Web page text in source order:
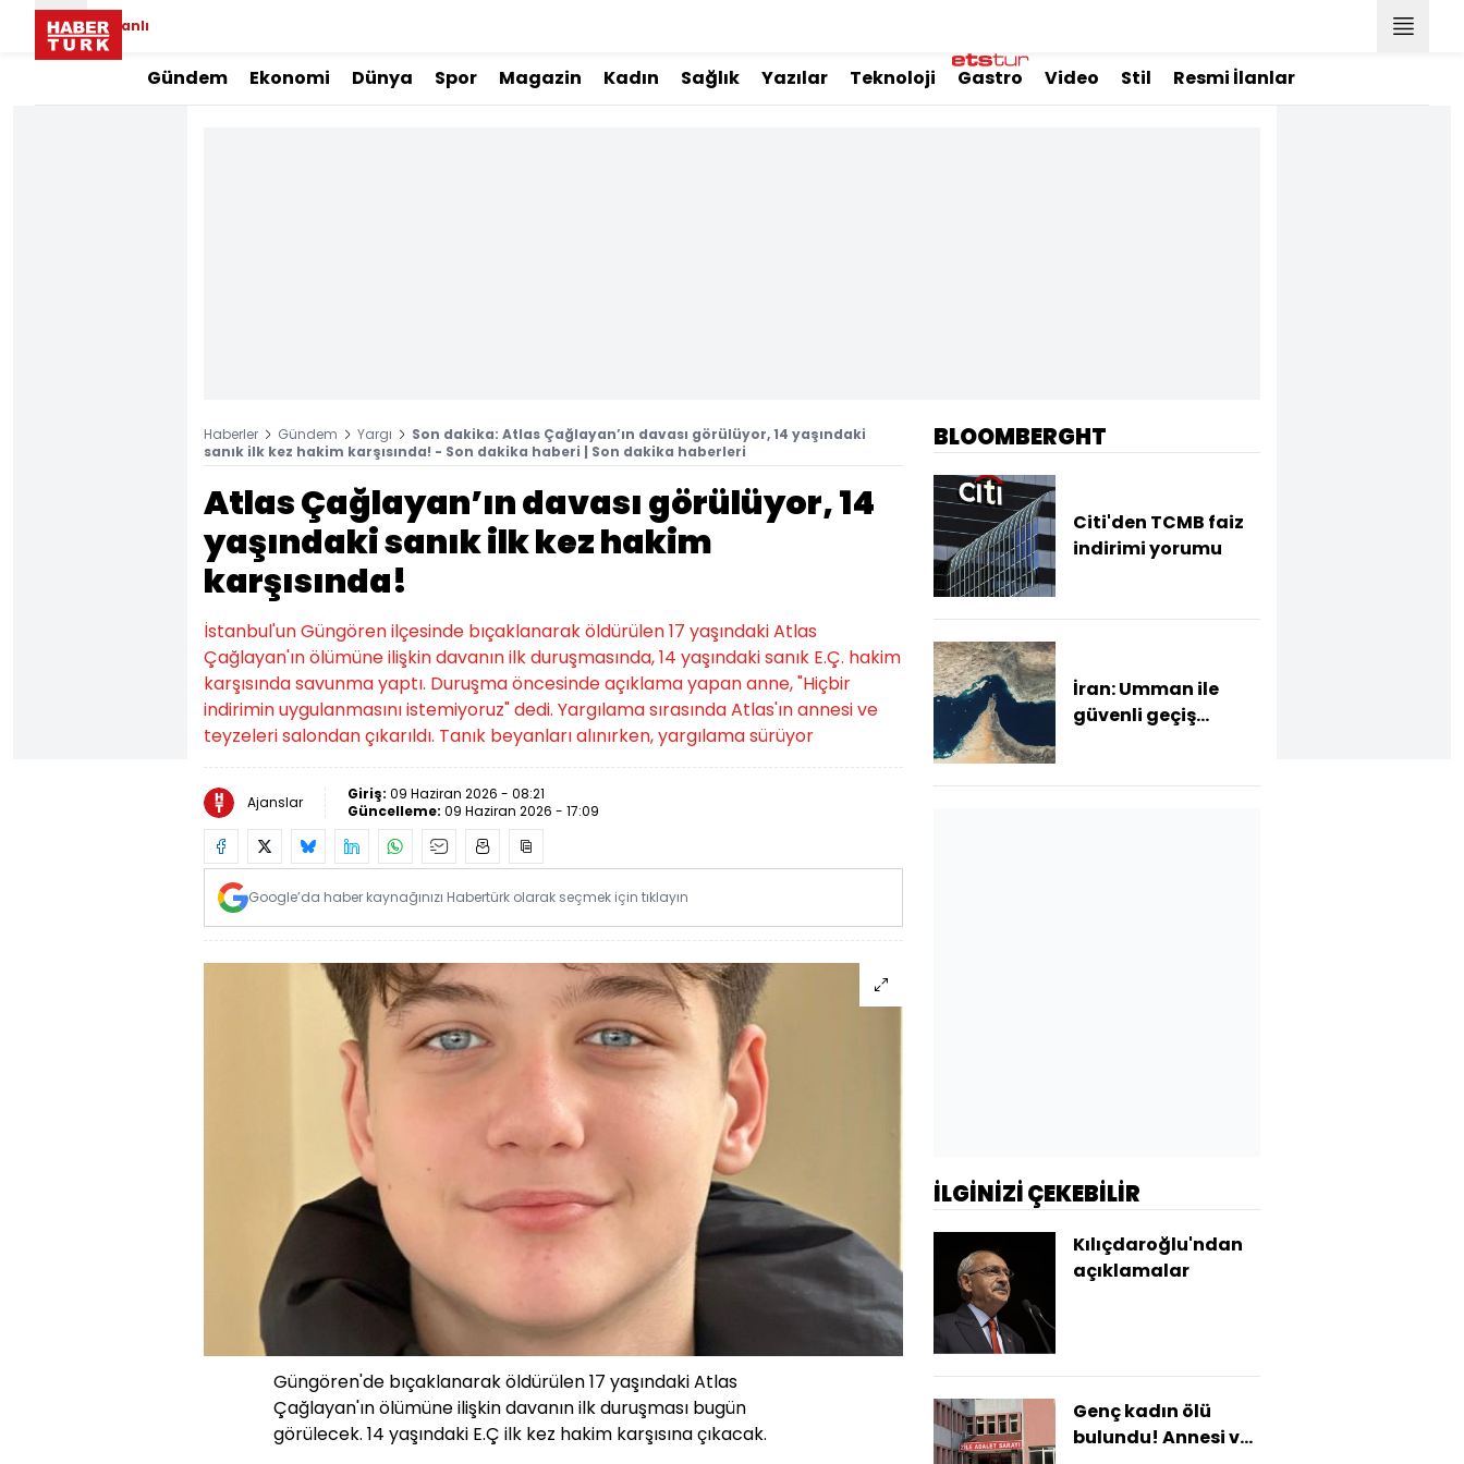
Canlı
Gündem Ekonomi Dünya Spor Magazin Kadın Sağlık Yazılar Teknoloji Gastro Video Stil Resmi İlanlar
Haberler Gündem Yargı
Son dakika: Atlas Çağlayan’ın davası görülüyor, 14 yaşındaki
sanık ilk kez hakim karşısında! - Son dakika haberi | Son dakika haberleri
Atlas Çağlayan’ın davası görülüyor, 14
yaşındaki sanık ilk kez hakim
karşısında!
İstanbul'un Güngören ilçesinde bıçaklanarak öldürülen 17 yaşındaki Atlas
Çağlayan'ın ölümüne ilişkin davanın ilk duruşmasında, 14 yaşındaki sanık E.Ç. hakim
karşısında savunma yaptı. Duruşma öncesinde açıklama yapan anne, "Hiçbir
indirimin uygulanmasını istemiyoruz" dedi. Yargılama sırasında Atlas'ın annesi ve
teyzeleri salondan çıkarıldı. Tanık beyanları alınırken, yargılama sürüyor
Ajanslar Giriş: 09 Haziran 2026 - 08:21
Güncelleme: 09 Haziran 2026 - 17:09
Google’da haber kaynağınızı Habertürk olarak seçmek için tıklayın
Güngören'de bıçaklanarak öldürülen 17 yaşındaki Atlas
Çağlayan'ın ölümüne ilişkin davanın ilk duruşması bugün
görülecek. 14 yaşındaki E.Ç ilk kez hakim karşısına çıkacak.
BLOOMBERGHT
Citi'den TCMB faiz
indirimi yorumu
İran: Umman ile
güvenli geçiş
İLGİNİZİ ÇEKEBİLİR
Kılıçdaroğlu'ndan
açıklamalar
Genç kadın ölü
bulundu! Annesi ve